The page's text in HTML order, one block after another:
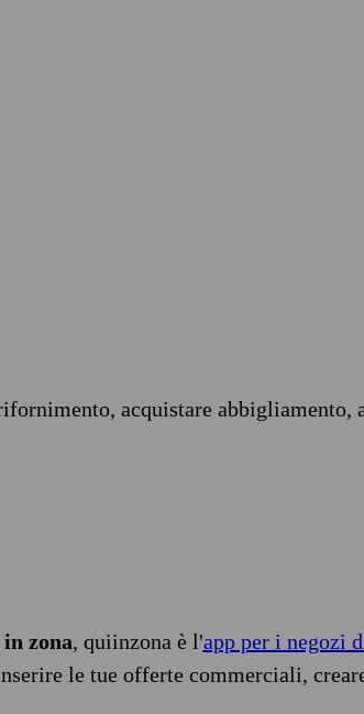
acquistare abbigliamento,
zona, quiinzona è l'app per i negozi
le tue offerte commerciali,